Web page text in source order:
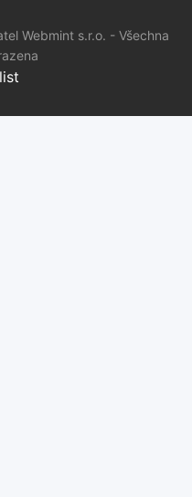
Webmint s.r.o. - Všechna